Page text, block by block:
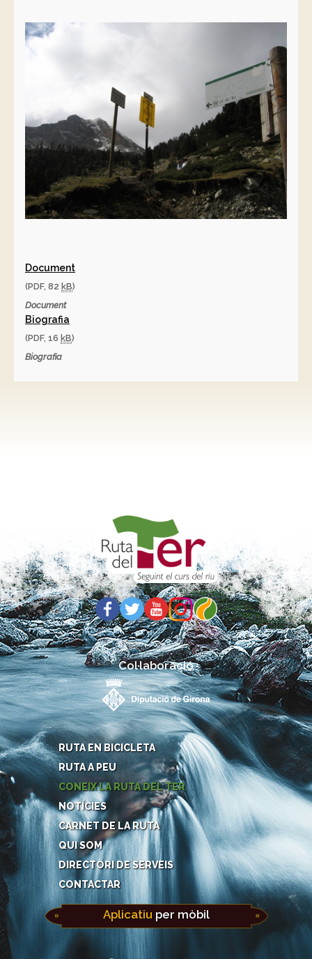
Document
(PDF, 82 kB)
Document
Biografia
(PDF, 16 kB)
Biografia
Col·laboració
RUTA EN BICICLETA
RUTA A PEU
CONEIX LA RUTA DEL TER
NOTÍCIES
CARNET DE LA RUTA
QUI SOM
DIRECTORI DE SERVEIS
CONTACTAR
Aplicatiuper mòbil